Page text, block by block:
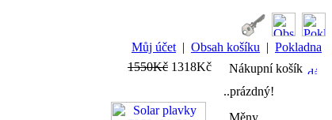
Můj účet | Obsah košíku | Pokladna
1550Kč 1318Kč
Nákupní košík
..prázdný!
Měny